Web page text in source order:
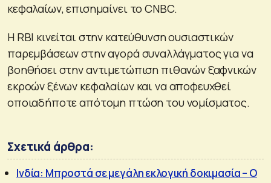
κεφαλαίων, επισημαίνει το CNBC.
Η RBI κινείται στην κατεύθυνση ουσιαστικών
παρεμβάσεων στην αγορά συναλλάγματος για να
βοηθήσει στην αντιμετώπιση πιθανών ξαφνικών
εκροών ξένων κεφαλαίων και να αποφευχθεί
οποιαδήποτε απότομη πτώση του νομίσματος.
Σχετικά άρθρα:
Ινδία: Μπροστά σε μεγάλη εκλογική δοκιμασία – Ο